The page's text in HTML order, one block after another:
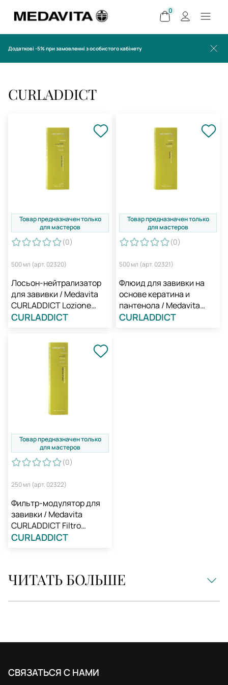
0
Додаткові -5% при замовленні з особистого кабінету
CURLADDICT
Товар предназначен только
для мастеров
(0)
500 мл (арт. 02320)
Лосьон-нейтрализатор
для завивки / Medavita
CURLADDICT Lozione
Neutralizzante
CURLADDICT
Товар предназначен только
для мастеров
(0)
500 мл (арт. 02321)
Флюид для завивки на
основе кератина и
пантенола / Medavita
CURLADDICT Fluido
CURLADDICT
Товар предназначен только
для мастеров
(0)
250 мл (арт. 02322)
Фильтр-модулятор для
завивки / Medavita
CURLADDICT Filtro
Modulatore
CURLADDICT
ЧИТАТЬ БОЛЬШЕ
СВЯЗАТЬСЯ С НАМИ